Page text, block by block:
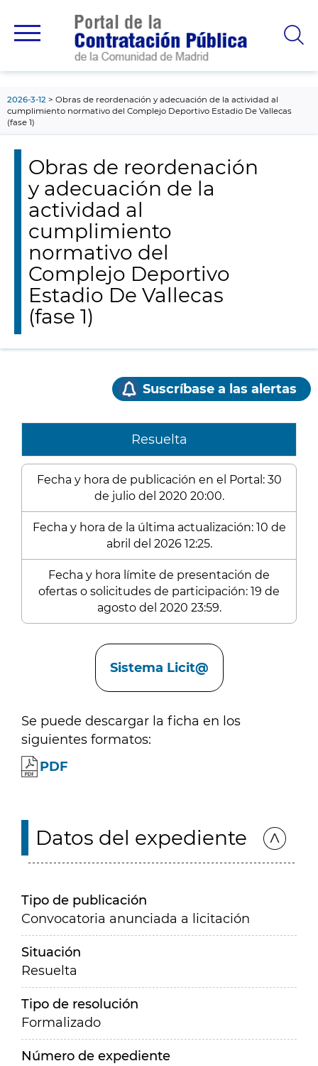
principal
2026-3-12
Obras de reordenación y adecuación de la actividad al
cumplimiento normativo del Complejo Deportivo Estadio De Vallecas
(fase 1)
Obras de reordenación
y adecuación de la
actividad al
cumplimiento
normativo del
Complejo Deportivo
Estadio De Vallecas
(fase 1)
Suscríbase a las alertas
Resuelta
Fecha y hora de publicación en el Portal: 30
de julio del 2020 20:00.
Fecha y hora de la última actualización: 10 de
abril del 2026 12:25.
Fecha y hora límite de presentación de
ofertas o solicitudes de participación: 19 de
agosto del 2020 23:59.
Sistema Licit@
Se puede descargar la ficha en los
siguientes formatos:
PDF
Datos del expediente
Tipo de publicación
Convocatoria anunciada a licitación
Situación
Resuelta
Tipo de resolución
Formalizado
Número de expediente